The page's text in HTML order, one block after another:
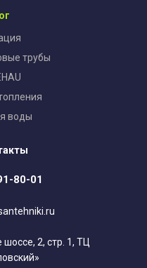
трубы
воды
80-01
2, стр. 1, ТЦ